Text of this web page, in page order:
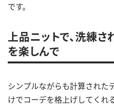
です。
上品ニットで、洗練
を楽しんで
シンプルながらも計算された
けでコーデを格上げしてくれ